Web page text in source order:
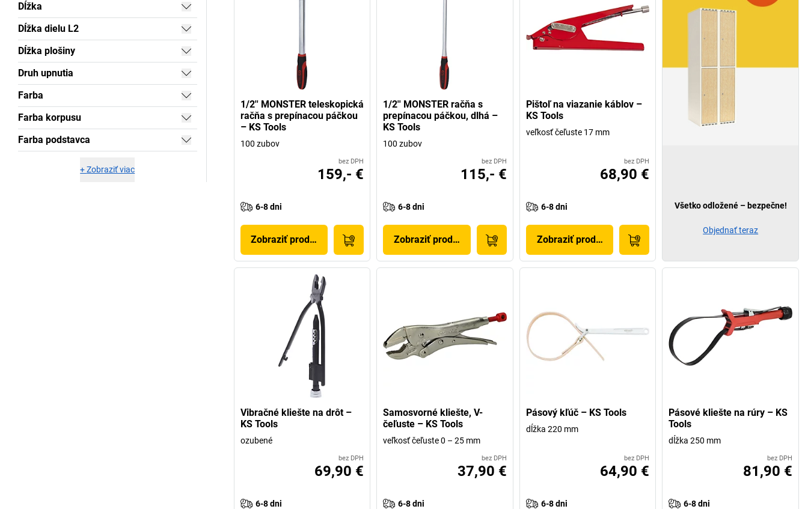
Dĺžka
Dĺžka dielu L2
Dĺžka plošiny
Druh upnutia
Farba
Farba korpusu
Farba podstavca
+Zobraziť viac
1/2'' MONSTER teleskopická
račňa s prepínacou páčkou
– KS Tools
100 zubov
bez DPH
159,- €
6-8 dni
Zobraziť produkt
1/2'' MONSTER račňa s
prepínacou páčkou, dlhá –
KS Tools
100 zubov
bez DPH
115,- €
6-8 dni
Zobraziť produkt
Pištoľ na viazanie káblov –
KS Tools
veľkosť čeľuste 17 mm
bez DPH
68,90 €
6-8 dni
Zobraziť produkt
Vibračné kliešte na drôt –
KS Tools
ozubené
bez DPH
69,90 €
6-8 dni
Samosvorné kliešte, V-
čeľuste – KS Tools
veľkosť čeľuste 0 – 25 mm
bez DPH
37,90 €
6-8 dni
Pásový kľúč – KS Tools
dĺžka 220 mm
bez DPH
64,90 €
6-8 dni
Pásové kliešte na rúry – KS
Tools
dĺžka 250 mm
bez DPH
81,90 €
6-8 dni
Všetko odložené – bezpečne!
Objednať teraz